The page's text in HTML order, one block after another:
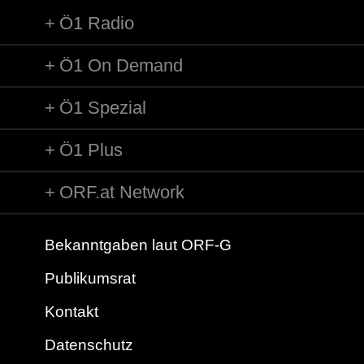
Ö1 Radio
Ö1 On Demand
Ö1 Spezial
Ö1 Plus
ORF.at Network
Bekanntgaben laut ORF-G
Publikumsrat
Kontakt
Datenschutz